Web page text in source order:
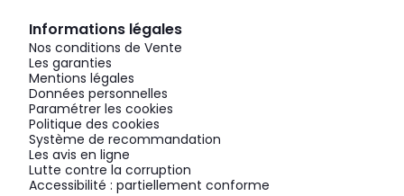
Informations légales
Nos conditions de Vente
Les garanties
Mentions légales
Données personnelles
Paramétrer les cookies
Politique des cookies
Système de recommandation
Les avis en ligne
Lutte contre la corruption
Accessibilité : partiellement conforme